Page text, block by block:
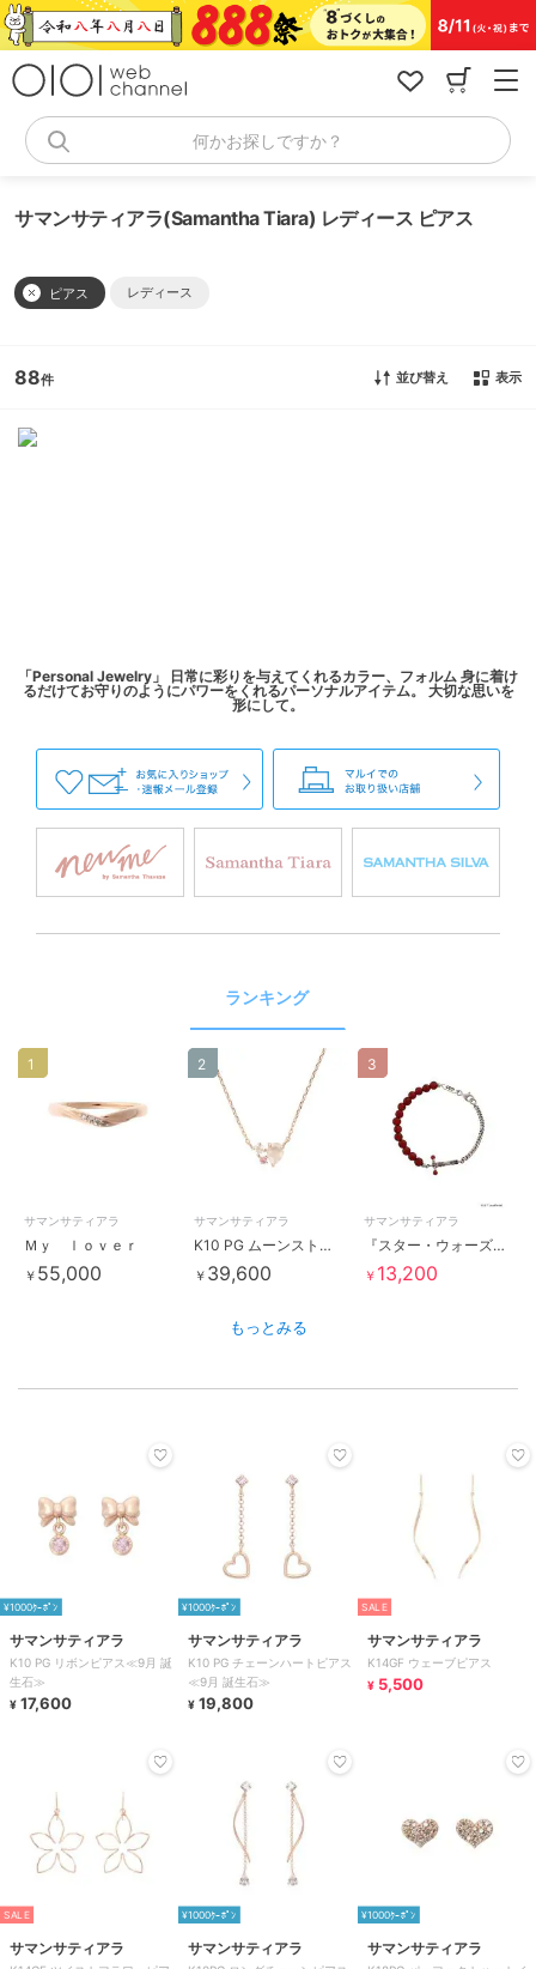
コ
ン
何かお探しですか？
サマンサティアラ(Samantha Tiara) レディース ピアス
ピアス レディース
88 並び替え 表示
「Personal Jewelry」 日常に彩りを与えてくれるカラー、フォルム 身に着け
るだけてお守りのようにパワーをくれるパーソナルアイテム。 大切な思いを
ランキング
サマンサティアラ
Ｍｙ ｌｏｖｅｒ
￥ 55,000
1
サマンサティアラ
K10 PG ムーンストーンネックレス≪6月 誕生石≫
￥ 39,600
2
サマンサティアラ
『スター・ウォーズ』コレクション ブレスレット(カイロ・レン）(メンズ
￥ 13,200
3
もっとみる
¥1000ｸｰﾎﾟﾝ
サマンサティアラ
K10 PG リボンピアス≪9月 誕
生石≫
¥ 17,600
¥1000ｸｰﾎﾟﾝ
サマンサティアラ
K10 PG チェーンハートピアス
≪9月 誕生石≫
¥ 19,800
SALE
サマンサティアラ
K14GF ウェーブピアス
¥ 5,500
SALE
サマンサティアラ
¥1000ｸｰﾎﾟﾝ
サマンサティアラ
¥1000ｸｰﾎﾟﾝ
サマンサティアラ